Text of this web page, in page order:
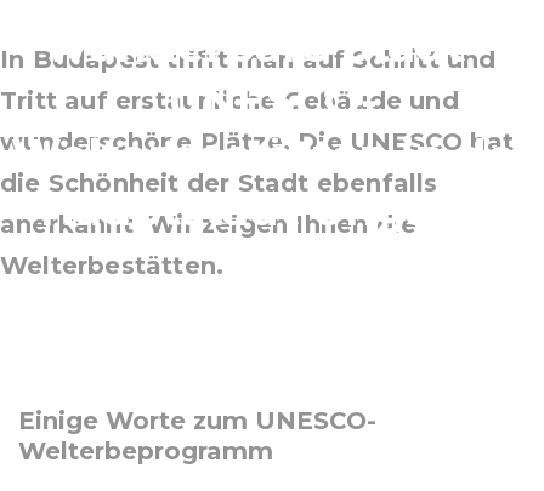
wunderbare Stadt –
UNESCO-
Welterbestätten in der
Hauptstadt Ungarns
In Budapest trifft man auf Schritt und
Tritt auf erstaunliche Gebäude und
wunderschöne Plätze. Die UNESCO hat
die Schönheit der Stadt ebenfalls
anerkannt: Wir zeigen Ihnen die
Welterbestätten.
Einige Worte zum UNESCO-
Welterbeprogramm